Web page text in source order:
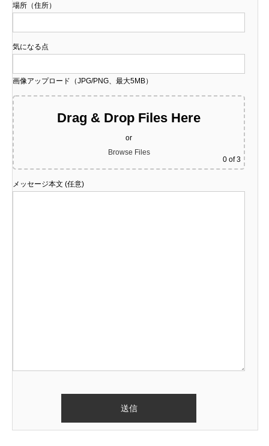
場所（住所）
気になる点
画像アップロード（JPG/PNG、最大5MB）
Drag & Drop Files Here
or
Browse Files
0 of 3
メッセージ本文 (任意)